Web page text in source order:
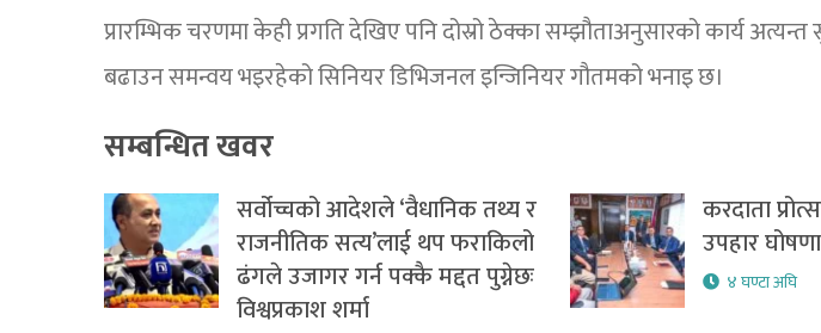
प्रारम्भिक चरणमा केही प्रगति देखिए पनि दोस्रो ठेक्का सम्झौताअनुसारको कार्य
बढाउन समन्वय भइरहेको सिनियर डिभिजनल इन्जिनियर गौतमको भनाइ छ।
सम्बन्धित खवर
सर्वोच्चको आदेशले ‘वैधानिक तथ्य र
राजनीतिक सत्य’लाई थप फराकिलो
ढंगले उजागर गर्न पक्कै मद्दत पुग्नेछः
विश्वप्रकाश शर्मा
करदाता
उपहार
४ घण्टा अघि